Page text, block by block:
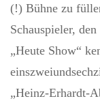
(!) Bühne zu
Schauspieler,
„Heute Show“
„Heinz-Erhardt-